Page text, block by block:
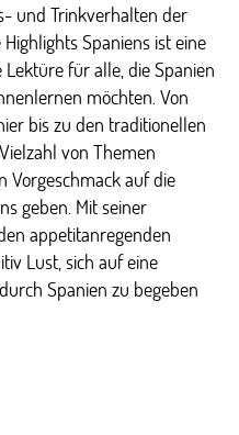
und Trinkverhalten der
Spaniens ist eine
für alle, die Spanien
möchten. Von
bis zu den traditionellen
von Themen
Vorgeschmack auf die
geben. Mit seiner
appetitanregenden
Lust, sich auf eine
Spanien zu begeben